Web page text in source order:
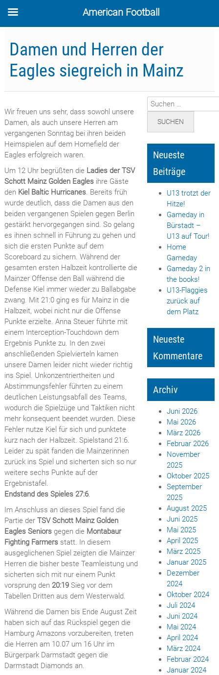
Skip
content
Damen und Herren der
Eagles siegreich in Mainz
Wir freuen uns sehr, dass sowohl unsere
Damen, als auch unsere Herren am
vergangenen Sonntag bei ihren beiden
Heimspielen auf dem Homefield der
Eagles erfolgreich waren.
Um 12 Uhr begrüßten die Ladies der TSV
Schott Mainz Golden Eaglesihre Gäste
den Kiel Baltic Hurricanes. Bereits früh
wurde deutlich, dass die Damen aus den
beiden vergangenen Spielen gegen Berlin
gestärkt hervorgegangen sind. So gelang
es ihnen schnell in Führung zu gehen und
sich die ersten Punkte auf dem
Scoreboard zu sichern. Während der
gesamten ersten Halbzeit kontrollierte die
Mainzer Offense den Ball während die
Defense Kiel immer wieder zu Ballabgabe
zwang. Mit 21:0 ging es für Mainz in die
Halbzeit, wobei nicht nur die Offense
Punkte erzielte. Anna Steuer führte mit
einem Interception-Touchdown dem
Ergebnis Punkte zu. In den zwei
anschließenden Spielvierteln kamen
unsere Damen leider nicht wieder richtig
ins Spiel. Unkonzentriertheiten und
Abstimmungsfehler führten zu einem
deutlichen Leistungsabfall des Teams,
wodurch die Spielzüge und Taktiken nicht
mehr konsequent beendet wurden. Diese
Fehler nutze Kiel für sich und punktete
kurz nach der Halbzeit. Spielstand 21:6.
Leider zu spät fanden die Mainzerinnen
zurück ins Spiel und sicherten sich so nur
weitere sechs Punkte auf der
Ergebnistafel.
Endstand des Spieles 27:6.
Im Anschluss an dieses Spiel fand die
Partie der TSV Schott Mainz Golden
Eagles Seniorsgegen die Montabaur
Fighting Farmersstatt. In diesem
ausgeglichenen Spiel zeigten die Mainzer
Herren die bisher beste Teamleistung und
sicherten sich mit nur einem Punkt
vorsprung den 20:19Sieg vor dem
Tabellen Dritten aus dem Westerwald.
Während die Damen bis Ende August Zeit
haben sich auf das Rückspiel gegen die
Hamburg Amazons vorzubereiten, treten
die Herren am 10.07 um 16 Uhr im
Bürgerpark Darmstadt gegen die
Darmstadt Diamonds an.
Suchen
nach:
Neueste
Beiträge
U13 trotzt der
Hitze!
Gameday in
Bürstadt –
U13 auf Tour!
Home
Gameday
Gameday 2 in
the books!
U13-Flaggies
zurück auf
dem Platz
Neueste
Kommentare
Archiv
Juni 2026
Mai 2026
März 2026
Februar 2026
November
2025
Oktober 2025
September
2025
August 2025
Juni 2025
Mai 2025
April 2025
März 2025
Januar 2025
Dezember
2024
Oktober 2024
Juli 2024
Juni 2024
Mai 2024
April 2024
März 2024
Februar 2024
Januar 2024
American Football